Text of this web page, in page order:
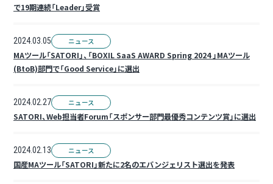
で19期連続「Leader」受賞
2024.03.05 ニュース
MAツール「SATORI」、「BOXIL SaaS AWARD Spring 2024 」MAツール
(BtoB)部門で「Good Service」に選出
2024.02.27 ニュース
SATORI、Web担当者Forum「スポンサー部門最優秀コンテンツ賞」に選出
2024.02.13 ニュース
国産MAツール「SATORI」新たに2名のエバンジェリスト選出を発表